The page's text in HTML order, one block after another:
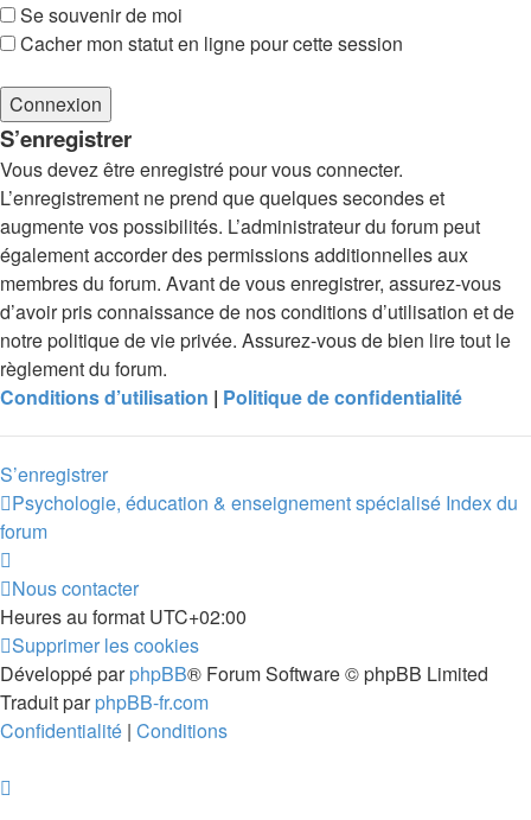
Se souvenir de moi
Cacher mon statut en ligne pour cette session
S’enregistrer
Vous devez être enregistré pour vous connecter.
L’enregistrement ne prend que quelques secondes et
augmente vos possibilités. L’administrateur du forum peut
également accorder des permissions additionnelles aux
membres du forum. Avant de vous enregistrer, assurez-vous
d’avoir pris connaissance de nos conditions d’utilisation et de
notre politique de vie privée. Assurez-vous de bien lire tout le
règlement du forum.
Conditions d’utilisation | Politique de confidentialité
S’enregistrer
Psychologie, éducation & enseignement spécialisé Index du
forum
Nous contacter
Heures au format UTC+02:00
Supprimer les cookies
Développé parphpBB® Forum Software © phpBB Limited
Traduit parphpBB-fr.com
Confidentialité | Conditions